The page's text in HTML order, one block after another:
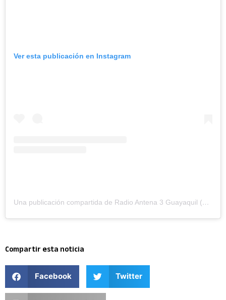
Ver esta publicación en Instagram
Una publicación compartida de Radio Antena 3 Guayaquil (@antena3ecuador)
Compartir esta noticia
Facebook Twitter